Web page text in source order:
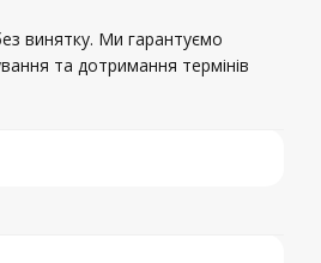
винятку. Ми гарантуємо
та дотримання термінів